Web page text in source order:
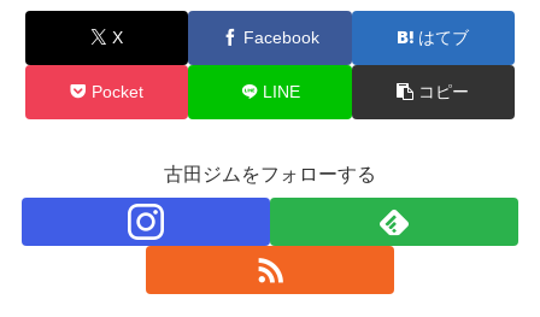
X Facebook はてブ
Pocket LINE コピー
古田ジムをフォローする